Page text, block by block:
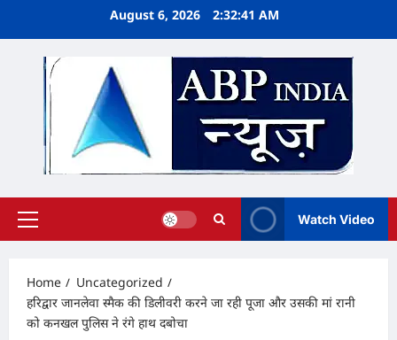
August 6, 2026 2:32:42 AM
Primary
Watch Video
Home
Uncategorized
हरिद्वार जानलेवा स्मैक की डिलीवरी करने जा रही पूजा और उसकी मां रानी
को कनखल पुलिस ने रंगे हाथ दबोचा